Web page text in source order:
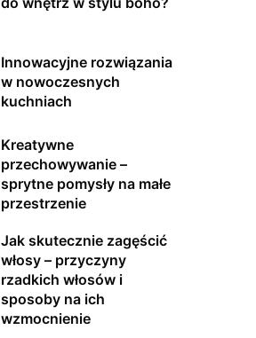
Innowacyjne rozwiązania
w nowoczesnych
kuchniach
Kreatywne
przechowywanie –
sprytne pomysły na małe
przestrzenie
Jak skutecznie zagęścić
włosy – przyczyny
rzadkich włosów i
sposoby na ich
wzmocnienie